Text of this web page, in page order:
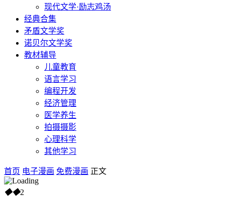
现代文学·励志鸡汤
经典合集
矛盾文学奖
诺贝尔文学奖
教材辅导
儿童教育
语言学习
编程开发
经济管理
医学养生
拍摄摄影
心理科学
其他学习
首页 电子漫画 免费漫画 正文
◆◆2